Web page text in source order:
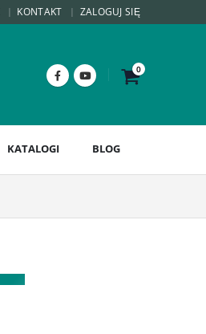
KONTAKT ZALOGUJ SIĘ
0
KATALOGI BLOG